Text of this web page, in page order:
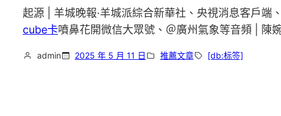
起源 | 羊城晚報·羊城派綜合新華社、央視消息客戶端
cube卡噴鼻花開微信大眾號、＠廣州氣象等音頻 | 陳
admin 2025 年 5 月 11 日 推薦文章 [db:标签]